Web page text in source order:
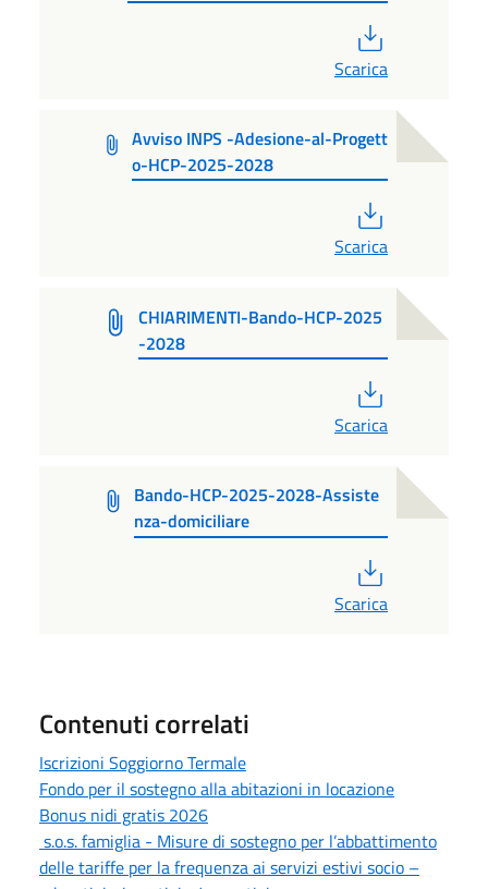
Scarica
Avviso INPS -Adesione-al-Progett
o-HCP-2025-2028
Scarica
CHIARIMENTI-Bando-HCP-2025
-2028
Scarica
Bando-HCP-2025-2028-Assiste
nza-domiciliare
Scarica
Contenuti correlati
Iscrizioni Soggiorno Termale
Fondo per il sostegno alla abitazioni in locazione
Bonus nidi gratis 2026
s.o.s. famiglia - Misure di sostegno per l’abbattimento
delle tariffe per la frequenza ai servizi estivi socio –